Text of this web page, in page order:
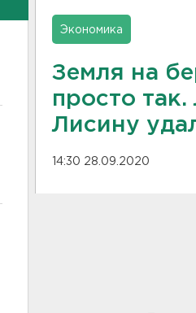
Экономика
Земля на
просто
Лисину
14:30 28.09.2020